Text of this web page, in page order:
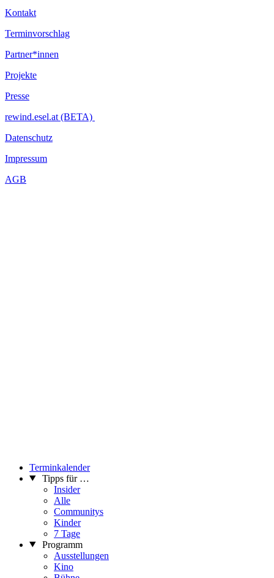
Kontakt
Terminvorschlag
Partner*innen
Projekte
Presse
rewind.esel.at (BETA)
Datenschutz
Impressum
AGB
Terminkalender
Tipps für …
Insider
Alle
Communitys
Kinder
7 Tage
Programm
Ausstellungen
Kino